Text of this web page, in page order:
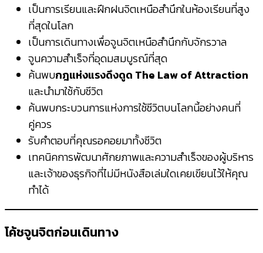
เป็นการเรียนและฝึกฝนจิตเหนือสำนึกในห้องเรียนที่สูง
ที่สุดในโลก
เป็นการเดินทางเพื่อจูนจิตเหนือสำนึกกับจักรวาล
จูนความสำเร็จที่อุดมสมบูรณ์ที่สุด
ค้นพบกฎแห่งแรงดึงดูด The Law of Attraction
และนำมาใช้กับชีวิต
ค้นพบกระบวนการแห่งการใช้ชีวิตบนโลกนี้อย่างคนที่
คู่ควร
รับคำตอบที่คุณรอคอยมาทั้งชีวิต
เทคนิคการพัฒนาศักยภาพและความสำเร็จของผู้บริหาร
และเจ้าของธุรกิจที่ไม่มีหนังสือเล่มใดเคยเขียนไว้ให้คุณ
ทำได้
โค้ชจูนจิตก่อนเดินทาง